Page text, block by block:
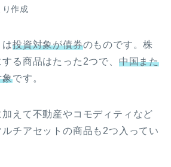
り作成
投資対象が債券のものです。株
る商品はたった2つで、 中国また
象です。
えて不動産やコモディティなど
チアセットの商品も2つ入ってい